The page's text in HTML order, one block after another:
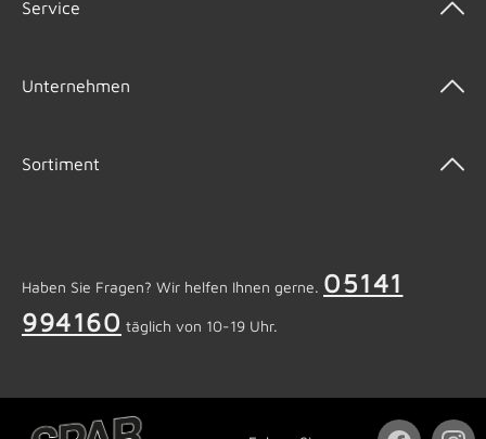
Service
Unternehmen
Sortiment
Haben Sie Fragen? Wir helfen Ihnen gerne. 05141
994160 täglich von 10-19 Uhr.